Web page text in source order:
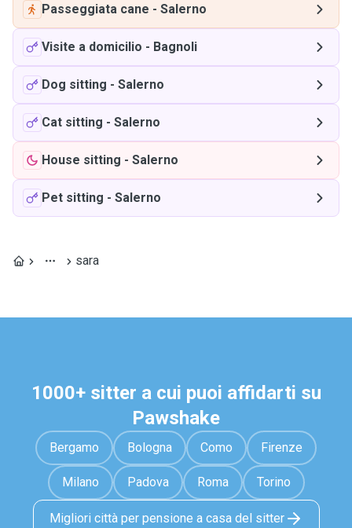
Passeggiata cane - Salerno
Visite a domicilio - Bagnoli
Dog sitting - Salerno
Cat sitting - Salerno
House sitting - Salerno
Pet sitting - Salerno
sara
1000+ sitter a cui puoi affidarti su
Pawshake
Bergamo Bologna Como Firenze
Milano Padova Roma Torino
Migliori città per pensione a casa del sitter